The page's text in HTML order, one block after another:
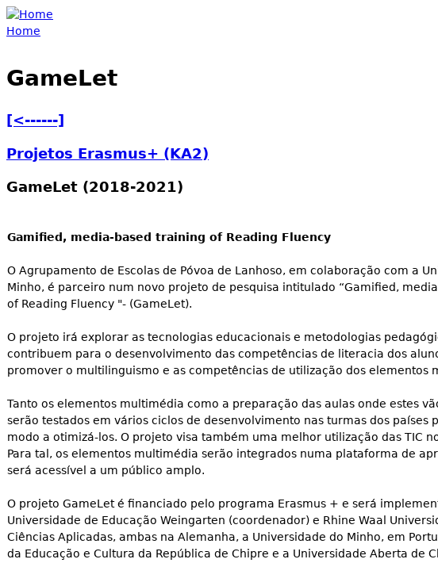
Jump to navigation
Home
GameLet
[<------]
Projetos Erasmus+ (KA2)
GameLet (2018-2021)
Gamified, media-based training of Reading Fluency
O Agrupamento de Escolas de Póvoa de Lanhoso, em colaboração com a
Minho, é parceiro num novo projeto de pesquisa intitulado “Gamified,
of Reading Fluency "- (GameLet).
O projeto irá explorar as tecnologias educacionais e metodologias
contribuem para o desenvolvimento das competências de literacia dos
promover o multilinguismo e as competências de utilização dos elementos
Tanto os elementos multimédia como a preparação das aulas onde estes
serão testados em vários ciclos de desenvolvimento nas turmas dos países
modo a otimizá-los. O projeto visa também uma melhor utilização das TIC
Para tal, os elementos multimédia serão integrados numa plataforma de
será acessível a um público amplo.
O projeto GameLet é financiado pelo programa Erasmus + e será
Universidade de Educação Weingarten (coordenador) e Rhine Waal
Ciências Aplicadas, ambas na Alemanha, a Universidade do Minho, em
da Educação e Cultura da República de Chipre e a Universidade Aberta de